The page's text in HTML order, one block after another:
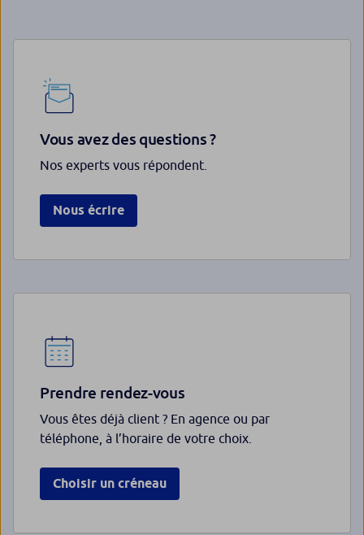
Vous avez des questions ?
Nos experts vous répondent.
Nous écrire
Prendre rendez-vous
Vous êtes déjà client ? En agence ou par
téléphone, à l’horaire de votre choix.
Choisir un créneau